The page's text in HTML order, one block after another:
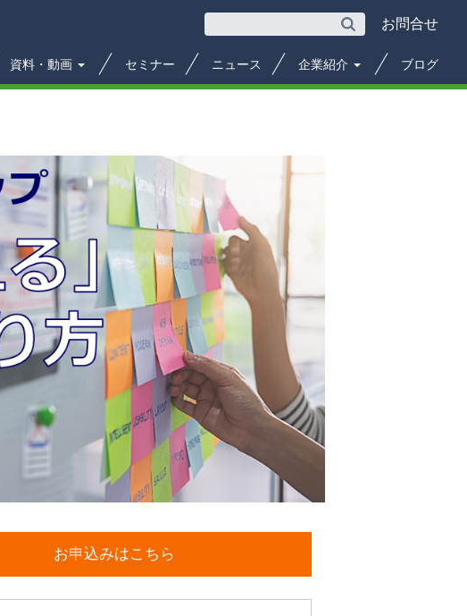
お問合せ
資料・動画 セミナー ニュース 企業紹介 ブログ
お申込みはこちら